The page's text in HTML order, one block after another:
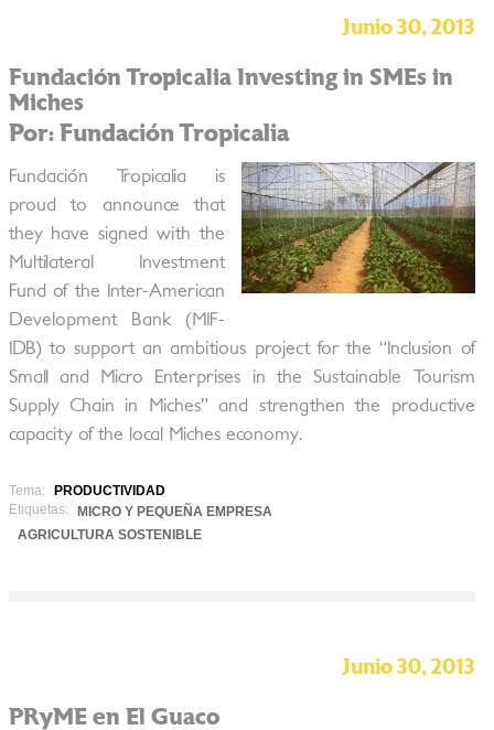
Junio 30, 2013
Fundación Tropicalia Investing in SMEs in
Miches
Por: Fundación Tropicalia
Fundación Tropicalia is
proud to announce that
they have signed with the
Multilateral Investment
Fund of the Inter-American
Development Bank (MIF-
IDB) to support an ambitious project for the “Inclusion of
Small and Micro Enterprises in the Sustainable Tourism
Supply Chain in Miches” and strengthen the productive
capacity of the local Miches economy.
Tema:
PRODUCTIVIDAD
Etiquetas:
MICRO Y PEQUEÑA EMPRESA
AGRICULTURA SOSTENIBLE
Junio 30, 2013
PRyME en El Guaco